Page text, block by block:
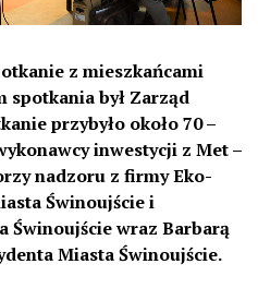
z mieszkańcami
spotkania był Zarząd
przybyło około 70 –
inwestycji z Met –
nadzoru z firmy Eko-
Świnoujście i
Świnoujście wraz Barbarą
Miasta Świnoujście.